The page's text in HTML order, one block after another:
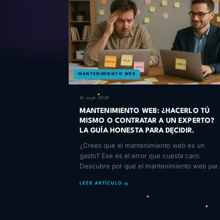
MANTENIMIENTO WEB
16 sept 2025
MANTENIMIENTO WEB: ¿HACERLO TÚ
MISMO O CONTRATAR A UN EXPERTO?
LA GUÍA HONESTA PARA DECIDIR.
¿Crees que el mantenimiento web es un
gasto? Ese es el error que cuesta caro.
Descubre por qué el mantenimiento web
LEER ARTÍCULO